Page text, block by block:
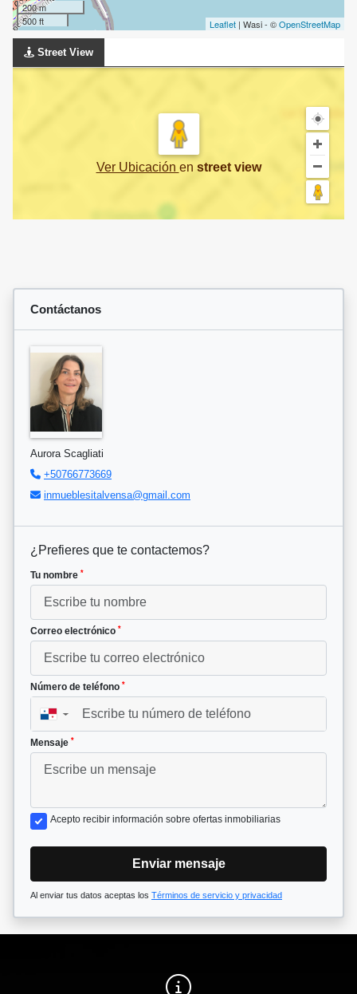
200 m
500 ft
Leaflet | Wasi - ©OpenStreetMap
Street View
Ver Ubicación en street view
Contáctanos
Aurora Scagliati
+50766773669
inmueblesitalvensa@gmail.com
¿Prefieres que te contactemos?
Tu nombre *
Correo electrónico *
Número de teléfono *
▼
Mensaje *
Acepto recibir información sobre ofertas inmobiliarias
Enviar mensaje
Al enviar tus datos aceptas los Términos de servicio y privacidad